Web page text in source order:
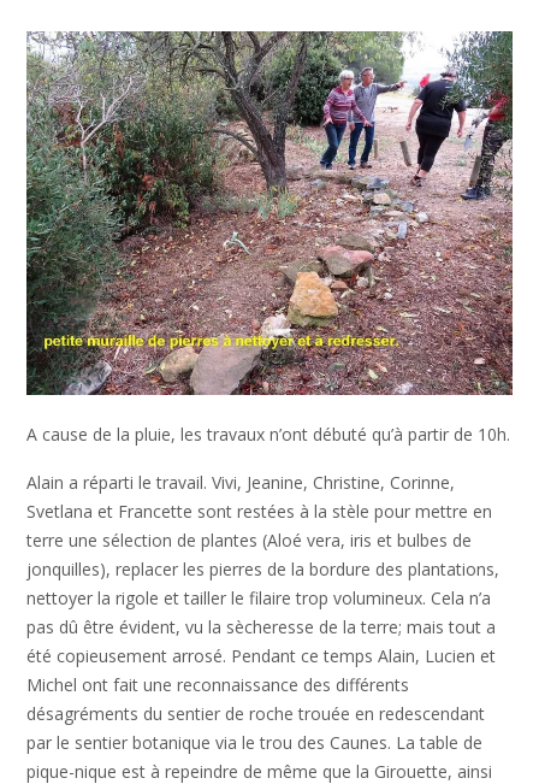
A cause de la pluie, les travaux n’ont débuté qu’à partir de 10h.
Alain a réparti le travail. Vivi, Jeanine, Christine, Corinne,
Svetlana et Francette sont restées à la stèle pour mettre en
terre une sélection de plantes (Aloé vera, iris et bulbes de
jonquilles), replacer les pierres de la bordure des plantations,
nettoyer la rigole et tailler le filaire trop volumineux. Cela n’a
pas dû être évident, vu la sècheresse de la terre; mais tout a
été copieusement arrosé. Pendant ce temps Alain, Lucien et
Michel ont fait une reconnaissance des différents
désagréments du sentier de roche trouée en redescendant
par le sentier botanique via le trou des Caunes. La table de
pique-nique est à repeindre de même que la Girouette, ainsi